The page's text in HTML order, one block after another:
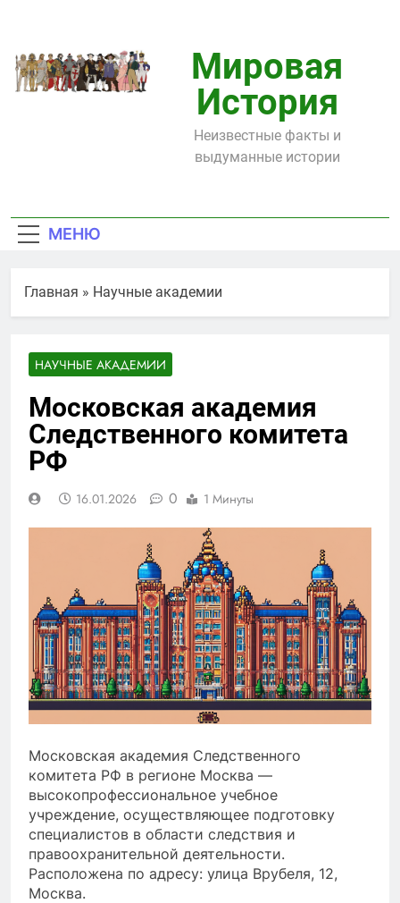
содержимому
Мировая
История
Неизвестные факты и
выдуманные истории
МЕНЮ
Главная » Научные академии
НАУЧНЫЕ АКАДЕМИИ
Московская академия
Следственного комитета
РФ
16.01.2026 0 1 Минуты
Московская академия Следственного
комитета РФ в регионе Москва —
высокопрофессиональное учебное
учреждение, осуществляющее подготовку
специалистов в области следствия и
правоохранительной деятельности.
Расположена по адресу: улица Врубеля, 12,
Москва.